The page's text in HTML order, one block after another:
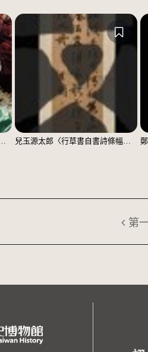
興新村》系列：〈殘響03〉 兒玉源太郎〈行草書自書詩條幅〉（印本）
第